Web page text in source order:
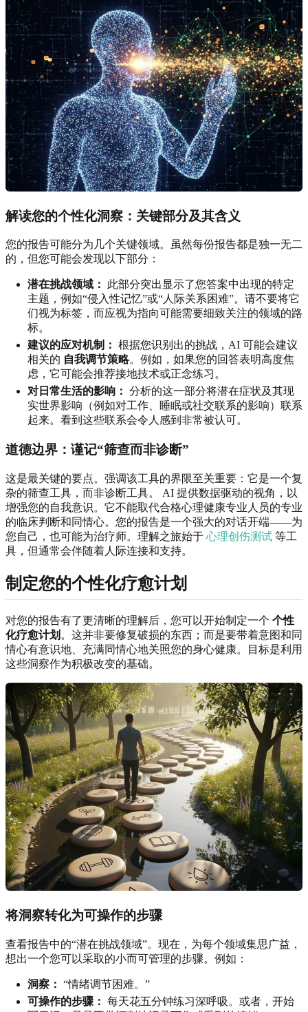
解读您的个性化洞察：关键部分及其含义
您的报告可能分为几个关键领域。虽然每份报告都是独一无二
的，但您可能会发现以下部分：
潜在挑战领域：
此部分突出显示了您答案中出现的特定
主题，例如“侵入性记忆”或“人际关系困难”。请不要将它
们视为标签，而应视为指向可能需要细致关注的领域的路
标。
建议的应对机制： 根据您识别出的挑战，AI 可能会建议
相关的 自我调节策略。例如，如果您的回答表明高度焦
虑，它可能会推荐接地技术或正念练习。
对日常生活的影响： 分析的这一部分将潜在症状及其现
实世界影响（例如对工作、睡眠或社交联系的影响）联系
起来。看到这些联系会令人感到非常被认可。
道德边界：谨记“筛查而非诊断”
这是最关键的要点。强调该工具的界限至关重要：它是一个复
杂的筛查工具，而非诊断工具。 AI 提供数据驱动的视角，以
增强您的自我意识。它不能取代合格心理健康专业人员的专业
的临床判断和同情心。您的报告是一个强大的对话开端——为
您自己，也可能为治疗师。理解之旅始于 心理创伤测试 等工
具，但通常会伴随着人际连接和支持。
制定您的个性化疗愈计划
对您的报告有了更清晰的理解后，您可以开始制定一个 个性
化疗愈计划 。这并非要修复破损的东西；而是要带着意图和同
情心有意识地、充满同情心地关照您的身心健康。目标是利用
这些洞察作为积极改变的基础。
将洞察转化为可操作的步骤
查看报告中的“潜在挑战领域”。现在，为每个领域集思广益，
想出一个您可以采取的小而可管理的步骤。例如：
洞察： “情绪调节困难。”
可操作的步骤： 每天花五分钟练习深呼吸。或者，开始